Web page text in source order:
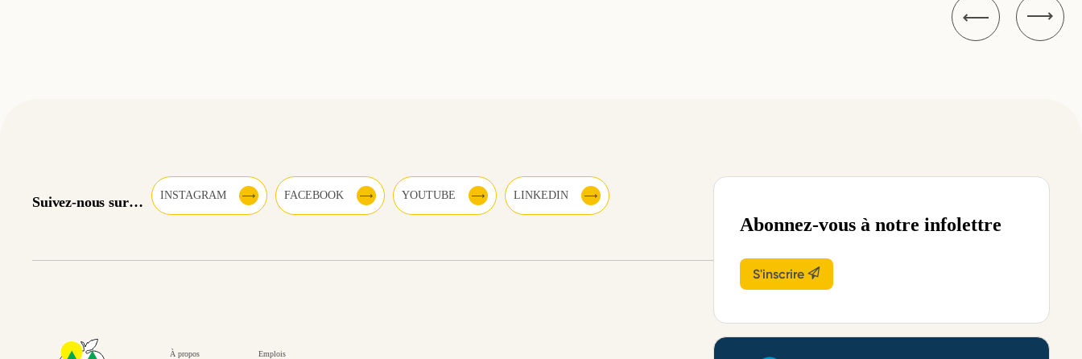
Suivez-nous sur… INSTAGRAM FACEBOOK YOUTUBE LINKEDIN
À propos Emplois
Abonnez-vous à notre infolettre
S'inscrire